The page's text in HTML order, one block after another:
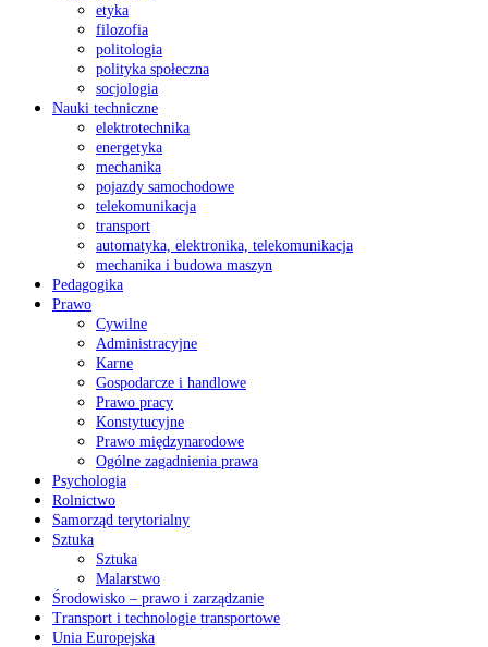
etyka
filozofia
politologia
polityka społeczna
socjologia
Nauki techniczne
elektrotechnika
energetyka
mechanika
pojazdy samochodowe
telekomunikacja
transport
automatyka, elektronika, telekomunikacja
mechanika i budowa maszyn
Pedagogika
Prawo
Cywilne
Administracyjne
Karne
Gospodarcze i handlowe
Prawo pracy
Konstytucyjne
Prawo międzynarodowe
Ogólne zagadnienia prawa
Psychologia
Rolnictwo
Samorząd terytorialny
Sztuka
Sztuka
Malarstwo
Środowisko – prawo i zarządzanie
Transport i technologie transportowe
Unia Europejska